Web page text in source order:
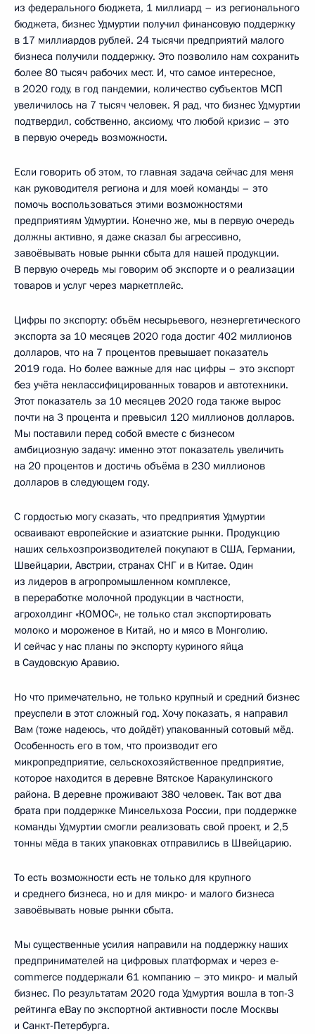
из федерального бюджета, 1 миллиард – из регионального
бюджета, бизнес Удмуртии получил финансовую поддержку
в 17 миллиардов рублей. 24 тысячи предприятий малого
бизнеса получили поддержку. Это позволило нам сохранить
более 80 тысяч рабочих мест. И, что самое интересное,
в 2020 году, в год пандемии, количество субъектов МСП
увеличилось на 7 тысяч человек. Я рад, что бизнес Удмуртии
подтвердил, собственно, аксиому, что любой кризис – это
в первую очередь возможности.
Если говорить об этом, то главная задача сейчас для меня
как руководителя региона и для моей команды – это
помочь воспользоваться этими возможностями
предприятиям Удмуртии. Конечно же, мы в первую очередь
должны активно, я даже сказал бы агрессивно,
завоёвывать новые рынки сбыта для нашей продукции.
В первую очередь мы говорим об экспорте и о реализации
товаров и услуг через маркетплейс.
Цифры по экспорту: объём несырьевого, неэнергетического
экспорта за 10 месяцев 2020 года достиг 402 миллионов
долларов, что на 7 процентов превышает показатель
2019 года. Но более важные для нас цифры – это экспорт
без учёта неклассифицированных товаров и автотехники.
Этот показатель за 10 месяцев 2020 года также вырос
почти на 3 процента и превысил 120 миллионов долларов.
Мы поставили перед собой вместе с бизнесом
амбициозную задачу: именно этот показатель увеличить
на 20 процентов и достичь объёма в 230 миллионов
долларов в следующем году.
С гордостью могу сказать, что предприятия Удмуртии
осваивают европейские и азиатские рынки. Продукцию
наших сельхозпроизводителей покупают в США, Германии,
Швейцарии, Австрии, странах СНГ и в Китае. Один
из лидеров в агропромышленном комплексе,
в переработке молочной продукции в частности,
агрохолдинг «КОМОС», не только стал экспортировать
молоко и мороженое в Китай, но и мясо в Монголию.
И сейчас у нас планы по экспорту куриного яйца
в Саудовскую Аравию.
Но что примечательно, не только крупный и средний бизнес
преуспели в этот сложный год. Хочу показать, я направил
Вам (тоже надеюсь, что дойдёт) упакованный сотовый мёд.
Особенность его в том, что производит его
микропредприятие, сельскохозяйственное предприятие,
которое находится в деревне Вятское Каракулинского
района. В деревне проживают 380 человек. Так вот два
брата при поддержке Минсельхоза России, при поддержке
команды Удмуртии смогли реализовать свой проект, и 2,5
тонны мёда в таких упаковках отправились в Швейцарию.
То есть возможности есть не только для крупного
и среднего бизнеса, но и для микро- и малого бизнеса
завоёвывать новые рынки сбыта.
Мы существенные усилия направили на поддержку наших
предпринимателей на цифровых платформах и через e-
commerce поддержали 61 компанию – это микро- и малый
бизнес. По результатам 2020 года Удмуртия вошла в топ-3
рейтинга eBay по экспортной активности после Москвы
и Санкт-Петербурга.